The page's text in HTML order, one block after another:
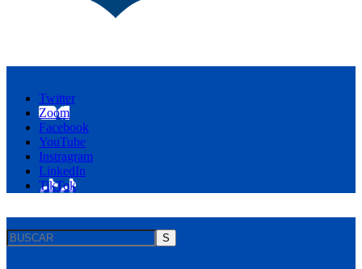
Twitter
Zoom
Facebook
YouTube
Instragram
LinkedIn
TikTok
S